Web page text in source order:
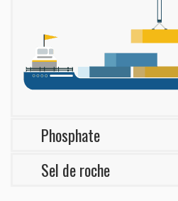
Phosphate
Sel de roche